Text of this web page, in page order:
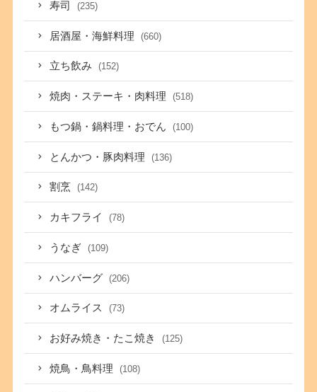
寿司 (235)
居酒屋・海鮮料理 (660)
立ち飲み (152)
焼肉・ステーキ・肉料理 (518)
もつ鍋・鍋料理・おでん (100)
とんかつ・豚肉料理 (136)
割烹 (142)
カキフライ (78)
うなぎ (109)
ハンバーグ (206)
オムライス (73)
お好み焼き・たこ焼き (125)
焼鳥・鳥料理 (108)